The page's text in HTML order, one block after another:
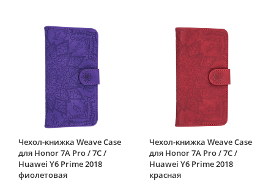
Чехол-книжка Weave Case
для Honor 7A Pro / 7C /
Huawei Y6 Prime 2018
фиолетовая
Чехол-книжка Weave Case
для Honor 7A Pro / 7C /
Huawei Y6 Prime 2018
красная